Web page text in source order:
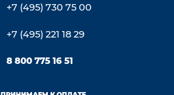
+7 (495) 730 75 00
+7 (495) 221 18 29
8 800 775 16 51